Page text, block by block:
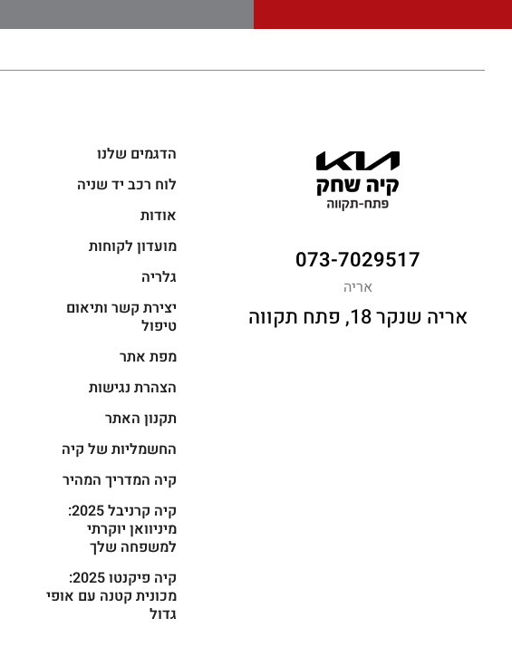
073-7029517
אריה
אריה שנקר 18, פתח תקווה
הדגמים שלנו
לוח רכב יד שניה
אודות
מועדון לקוחות
גלריה
יצירת קשר ותיאום
טיפול
מפת אתר
הצהרת נגישות
תקנון האתר
החשמליות של קיה
קיה המדריך המהיר
קיה קרניבל 2025:
מיניוואן יוקרתי
למשפחה שלך
קיה פיקנטו 2025:
מכונית קטנה עם אופי
גדול